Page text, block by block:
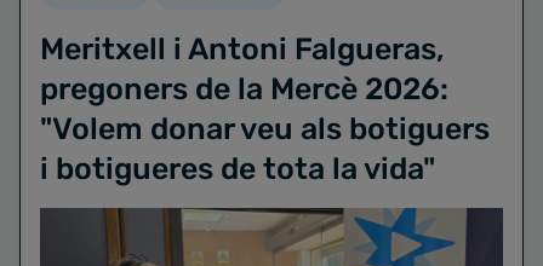
Meritxell i Antoni Falgueras,
pregoners de la Mercè 2026:
"Volem donar veu als botiguers
i botigueres de tota la vida"